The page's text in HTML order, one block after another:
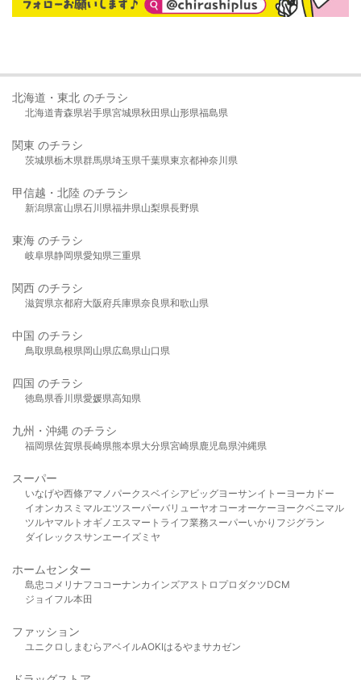
北海道・東北 のチラシ
北海道青森県岩手県宮城県秋田県山形県福島県
関東 のチラシ
茨城県栃木県群馬県埼玉県千葉県東京都神奈川県
甲信越・北陸 のチラシ
新潟県富山県石川県福井県山梨県長野県
東海 のチラシ
岐阜県静岡県愛知県三重県
関西 のチラシ
滋賀県京都府大阪府兵庫県奈良県和歌山県
中国 のチラシ
鳥取県島根県岡山県広島県山口県
四国 のチラシ
徳島県香川県愛媛県高知県
九州・沖縄 のチラシ
福岡県佐賀県長崎県熊本県大分県宮崎県鹿児島県沖縄県
スーパー
いなげや西條アマノパークスベイシア ビッグヨーサンイトーヨーカドー
イオンカスミ マルエツスーパーバリューヤオコーオーケー ヨークベニマル
ツルヤマルト オギノ エスマート ライフ業務スーパーいかり フジグラン
ダイレックスサンエーイズミヤ
ホームセンター
島忠 コメリ ナフコ コーナンカインズアストロプロダクツDCM
ジョイフル本田
ファッション
ユニクロ しまむら アベイルAOKIはるやま サカゼン